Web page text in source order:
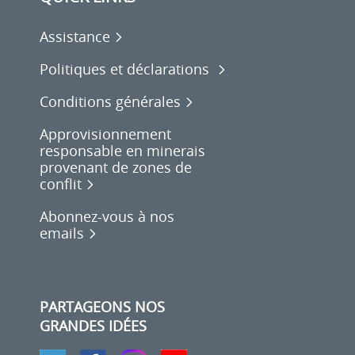
Assistance
Politiques et déclarations
Conditions générales
Approvisionnement
responsable en minerais
provenant de zones de
conflit
Abonnez-vous à nos
emails
PARTAGEONS NOS
GRANDES IDÉES